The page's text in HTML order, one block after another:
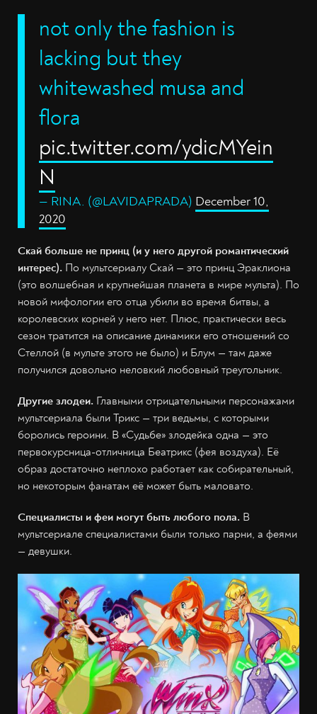
not only the fashion is
lacking but they
whitewashed musa and
flora
pic.twitter.com/ydicMYein
N
— RINA. (@LAVIDAPRADA) December 10,
2020
Скай больше не принц (и у него другой романтический
интерес). По мультсериалу Скай — это принц Эраклиона
(это волшебная и крупнейшая планета в мире мульта). По
новой мифологии его отца убили во время битвы, а
королевских корней у него нет. Плюс, практически весь
сезон тратится на описание динамики его отношений со
Стеллой (в мульте этого не было) и Блум — там даже
получился довольно неловкий любовный треугольник.
Другие злодеи. Главными отрицательными персонажами
мультсериала были Трикс — три ведьмы, с которыми
боролись героини. В «Судьбе» злодейка одна — это
первокурсница-отличница Беатрикс (фея воздуха). Её
образ достаточно неплохо работает как собирательный,
но некоторым фанатам её может быть маловато.
Специалисты и феи могут быть любого пола. В
мультсериале специалистами были только парни, а феями
— девушки.